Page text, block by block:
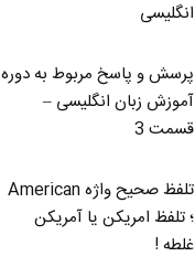
انگلیسی
پرسش و پاسخ مربوط به دوره
آموزش زبان انگلیسی –
قسمت 3
تلفظ صحیح واژه American
؛ تلفظ امریکن یا آمریکن
غلطه !